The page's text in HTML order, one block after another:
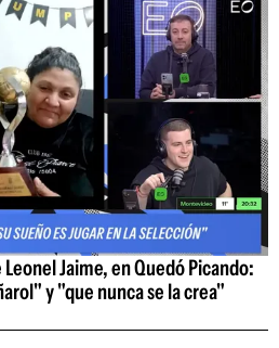
Jaime, en Quedó Picando:
y "que nunca se la crea"